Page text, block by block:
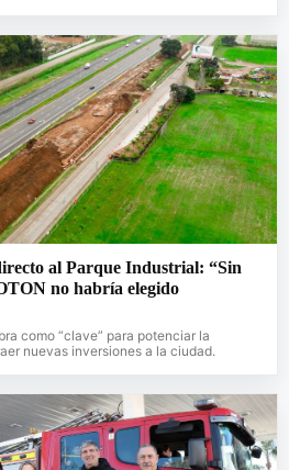
al Parque Industrial: “Sin
no habría elegido
como “clave” para potenciar la
nuevas inversiones a la ciudad.